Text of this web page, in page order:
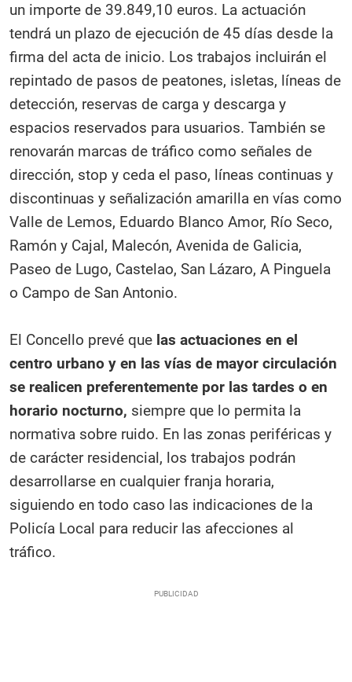
un importe de 39.849,10 euros. La actuación
tendrá un plazo de ejecución de 45 días desde la
firma del acta de inicio. Los trabajos incluirán el
repintado de pasos de peatones, isletas, líneas de
detección, reservas de carga y descarga y
espacios reservados para usuarios. También se
renovarán marcas de tráfico como señales de
dirección, stop y ceda el paso, líneas continuas y
discontinuas y señalización amarilla en vías como
Valle de Lemos, Eduardo Blanco Amor, Río Seco,
Ramón y Cajal, Malecón, Avenida de Galicia,
Paseo de Lugo, Castelao, San Lázaro, A Pinguela
o Campo de San Antonio.
El Concello prevé que las actuaciones en el
centro urbano y en las vías de mayor circulación
se realicen preferentemente por las tardes o en
horario nocturno, siempre que lo permita la
normativa sobre ruido. En las zonas periféricas y
de carácter residencial, los trabajos podrán
desarrollarse en cualquier franja horaria,
siguiendo en todo caso las indicaciones de la
Policía Local para reducir las afecciones al
tráfico.